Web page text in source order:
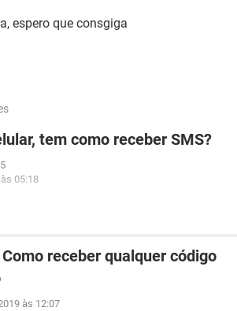
espero que consgiga
tem como receber SMS?
05:18
receber qualquer código
às 12:07